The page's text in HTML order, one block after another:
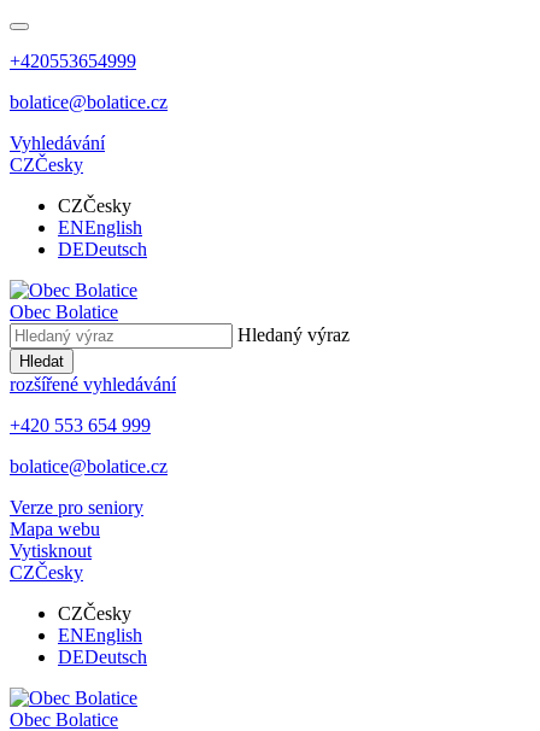
+420553654999
bolatice@bolatice.cz
Vyhledávání
CZČesky
CZČesky
ENEnglish
DEDeutsch
Obec Bolatice
Hledaný výraz
Hledat
rozšířené vyhledávání
+420 553 654 999
bolatice@bolatice.cz
Verze pro seniory
Mapa webu
Vytisknout
CZČesky
CZČesky
ENEnglish
DEDeutsch
Obec Bolatice